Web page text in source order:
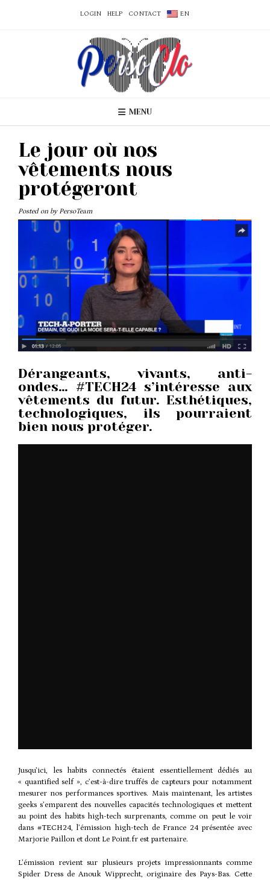
LOGIN HELP CONTACT EN
MENU
Le jour où nos
vêtements nous
protégeront
Posted on by PersoTeam
Dérangeants, vivants, anti-
ondes… #TECH24 s’intéresse aux
vêtements du futur. Esthétiques,
technologiques, ils pourraient
bien nous protéger.
Jusqu’ici, les habits connectés étaient essentiellement dédiés au
« quantified self », c’est-à-dire truffés de capteurs pour notamment
mesurer nos performances sportives. Mais maintenant, les artistes
geeks s’emparent des nouvelles capacités technologiques et mettent
au point des habits high-tech surprenants, comme on peut le voir
dans #TECH24, l’émission high-tech de France 24présentée avec
Marjorie Paillon et dont Le Point.fr est partenaire.
L’émission revient sur plusieurs projets impressionnants comme
Spider Dress de Anouk Wipprecht, originaire des Pays-Bas. Cette